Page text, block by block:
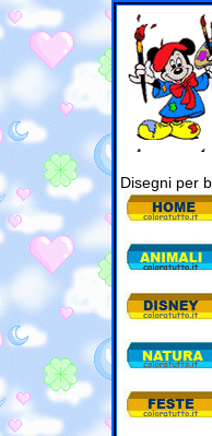
Disegni per